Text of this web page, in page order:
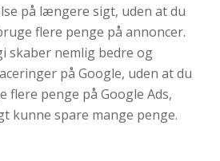
på længere sigt, uden at du
flere penge på annoncer.
skaber nemlig bedre og
på Google, uden at du
flere penge på Google Ads,
kunne spare mange penge.